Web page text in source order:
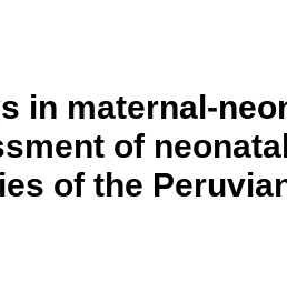
in maternal-
of
of the